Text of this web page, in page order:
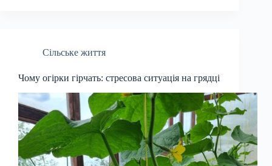
Сільське життя
Чому огірки гірчать: стресова ситуація на грядці